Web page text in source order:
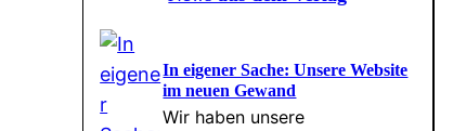
In eigener Sache: Unsere Website
im neuen Gewand
Wir haben unsere